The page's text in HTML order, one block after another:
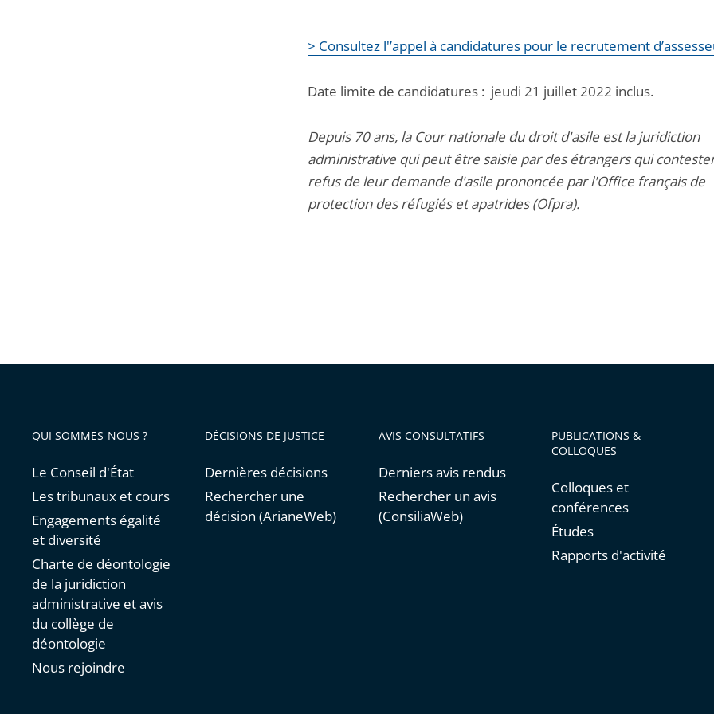
> Consultez l'’appel à candidatures pour le recrutement
Date limite de candidatures : jeudi 21 juillet 2022 inclus.
Depuis 70 ans, la Cour nationale du droit d'asile est la juridiction
administrative qui peut être saisie par des étrangers qui
refus de leur demande d'asile prononcée par l'Office français de
protection des réfugiés et apatrides (Ofpra).
QUI SOMMES-NOUS ?
Le Conseil d'État
Les tribunaux et cours
Engagements égalité
et diversité
Charte de déontologie
de la juridiction
administrative et avis
du collège de
déontologie
Nous rejoindre
DÉCISIONS DE JUSTICE
Dernières décisions
Rechercher une
décision (ArianeWeb)
AVIS CONSULTATIFS
Derniers avis rendus
Rechercher un avis
(ConsiliaWeb)
PUBLICATIONS &
COLLOQUES
Colloques et
conférences
Études
Rapports d'activité